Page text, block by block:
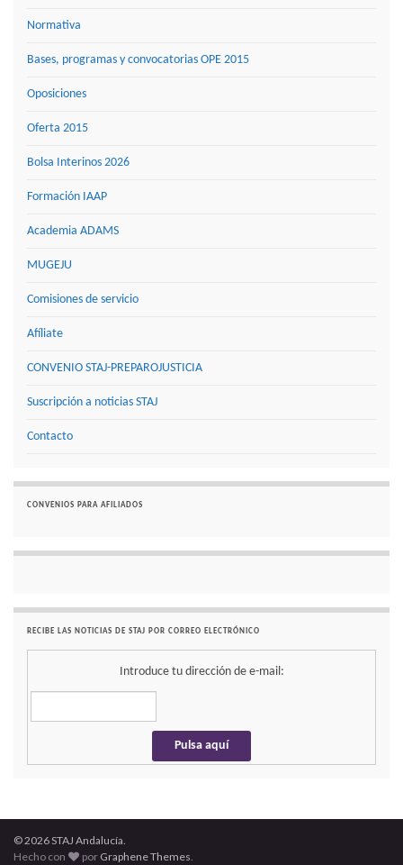
Normativa
Bases, programas y convocatorias OPE 2015
Oposiciones
Oferta 2015
Bolsa Interinos 2026
Formación IAAP
Academia ADAMS
MUGEJU
Comisiones de servicio
Afíliate
CONVENIO STAJ-PREPAROJUSTICIA
Suscripción a noticias STAJ
Contacto
CONVENIOS PARA AFILIADOS
RECIBE LAS NOTICIAS DE STAJ POR CORREO ELECTRÓNICO
Introduce tu dirección de e-mail:
© 2026 STAJ Andalucía.
Hecho con
por Graphene Themes.